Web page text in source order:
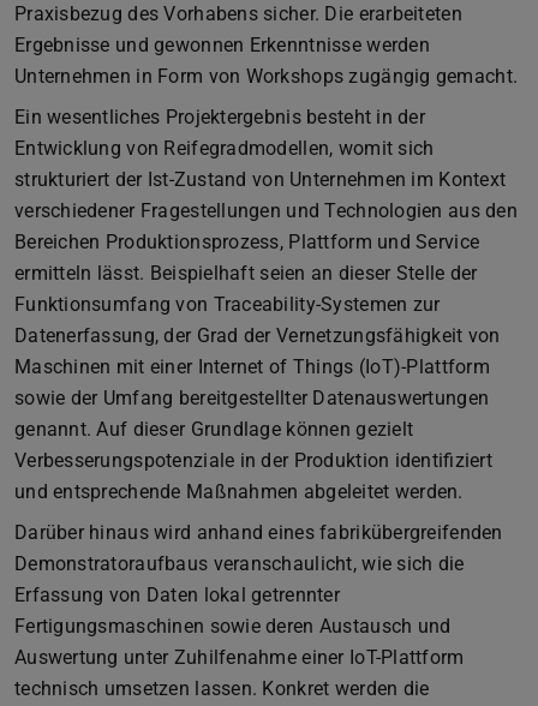
Praxisbezug des Vorhabens sicher. Die erarbeiteten
Ergebnisse und gewonnen Erkenntnisse werden
Unternehmen in Form von Workshops zugängig gemacht.
Ein wesentliches Projektergebnis besteht in der
Entwicklung von Reifegradmodellen, womit sich
strukturiert der Ist-Zustand von Unternehmen im Kontext
verschiedener Fragestellungen und Technologien aus den
Bereichen Produktionsprozess, Plattform und Service
ermitteln lässt. Beispielhaft seien an dieser Stelle der
Funktionsumfang von Traceability-Systemen zur
Datenerfassung, der Grad der Vernetzungsfähigkeit von
Maschinen mit einer Internet of Things (IoT)-Plattform
sowie der Umfang bereitgestellter Datenauswertungen
genannt. Auf dieser Grundlage können gezielt
Verbesserungspotenziale in der Produktion identifiziert
und entsprechende Maßnahmen abgeleitet werden.
Darüber hinaus wird anhand eines fabrikübergreifenden
Demonstratoraufbaus veranschaulicht, wie sich die
Erfassung von Daten lokal getrennter
Fertigungsmaschinen sowie deren Austausch und
Auswertung unter Zuhilfenahme einer IoT-Plattform
technisch umsetzen lassen. Konkret werden die